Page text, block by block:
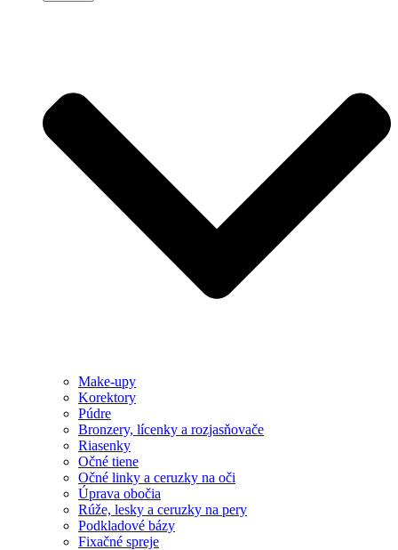
Make-upy
Korektory
Púdre
Bronzery, lícenky a rozjasňovače
Riasenky
Očné tiene
Očné linky a ceruzky na oči
Úprava obočia
Rúže, lesky a ceruzky na pery
Podkladové bázy
Fixačné spreje